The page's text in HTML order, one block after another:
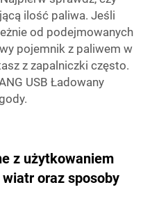
ilość paliwa. Jeśli
od podejmowanych
pojemnik z paliwem w
z zapalniczki często.
USB Ładowany
z użytkowaniem
oraz sposoby